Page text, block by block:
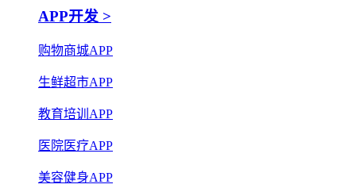
APP开发 >
购物商城APP
生鲜超市APP
教育培训APP
医院医疗APP
美容健身APP